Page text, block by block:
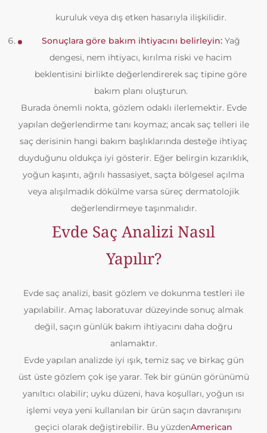
kuruluk veya dış etken hasarıyla ilişkilidir.
Sonuçlara göre bakım ihtiyacını belirleyin:Yağ
dengesi, nem ihtiyacı, kırılma riski ve hacim
beklentisini birlikte değerlendirerek saç tipine göre
bakım planı oluşturun.
Burada önemli nokta, gözlem odaklı ilerlemektir. Evde
yapılan değerlendirme tanı koymaz; ancak saç telleri ile
saç derisinin hangi bakım başlıklarında desteğe ihtiyaç
duyduğunu oldukça iyi gösterir. Eğer belirgin kızarıklık,
yoğun kaşıntı, ağrılı hassasiyet, saçta bölgesel açılma
veya alışılmadık dökülme varsa süreç dermatolojik
değerlendirmeye taşınmalıdır.
Evde Saç Analizi Nasıl
Yapılır?
Evde saç analizi, basit gözlem ve dokunma testleri ile
yapılabilir. Amaç laboratuvar düzeyinde sonuç almak
değil, saçın günlük bakım ihtiyacını daha doğru
anlamaktır.
Evde yapılan analizde iyi ışık, temiz saç ve birkaç gün
üst üste gözlem çok işe yarar. Tek bir günün görünümü
yanıltıcı olabilir; uyku düzeni, hava koşulları, yoğun ısı
işlemi veya yeni kullanılan bir ürün saçın davranışını
geçici olarak değiştirebilir. Bu yüzdenAmerican